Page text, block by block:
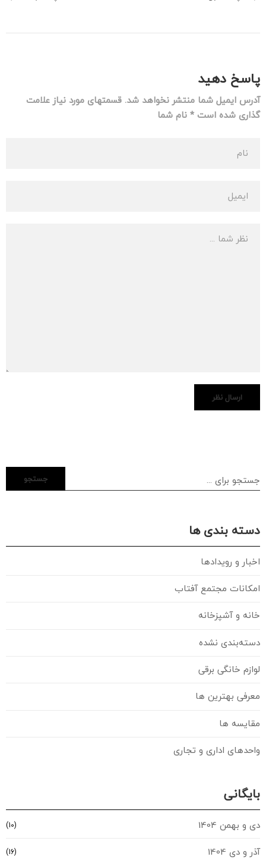
پاسخ دهید
آدرس ایمیل شما منتشر نخواهد شد. قسمتهای مورد نیاز علامت
گذاری شده است * نام شما
جستجو
دسته بندی ها
اخبار و رویدادها
امکانات مجتمع آفتاب
خانه و آشپزخانه
دسته‌بندی نشده
لوازم خانگی برقی
معرفی بهترین ها
مقایسه ها
واحدهای اداری و تجاری
بایگانی
دی و بهمن 1404 (10)
آذر و دی 1404 (16)